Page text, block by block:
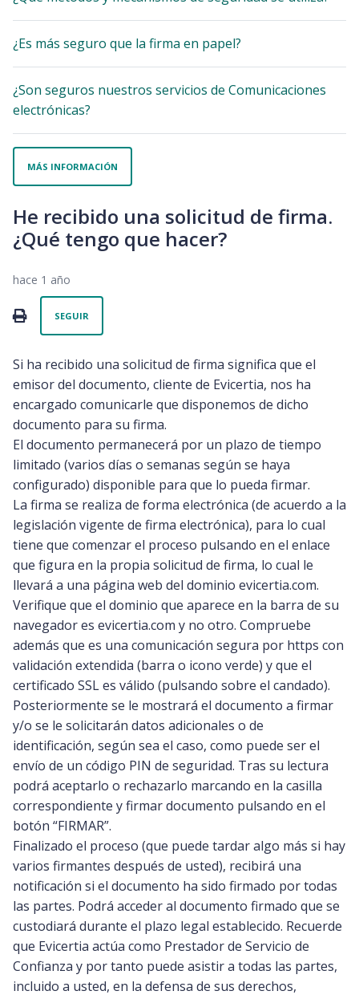
¿Es más seguro que la firma en papel?
¿Son seguros nuestros servicios de Comunicaciones
electrónicas?
MÁS INFORMACIÓN
He recibido una solicitud de firma.
¿Qué tengo que hacer?
hace 1 año
PRINTSEGUIR
Si ha recibido una solicitud de firma significa que el
emisor del documento, cliente de Evicertia, nos ha
encargado comunicarle que disponemos de dicho
documento para su firma.
El documento permanecerá por un plazo de tiempo
limitado (varios días o semanas según se haya
configurado) disponible para que lo pueda firmar.
La firma se realiza de forma electrónica (de acuerdo a la
legislación vigente de firma electrónica), para lo cual
tiene que comenzar el proceso pulsando en el enlace
que figura en la propia solicitud de firma, lo cual le
llevará a una página web del dominio evicertia.com.
Verifique que el dominio que aparece en la barra de su
navegador es evicertia.com y no otro. Compruebe
además que es una comunicación segura por https con
validación extendida (barra o icono verde) y que el
certificado SSL es válido (pulsando sobre el candado).
Posteriormente se le mostrará el documento a firmar
y/o se le solicitarán datos adicionales o de
identificación, según sea el caso, como puede ser el
envío de un código PIN de seguridad. Tras su lectura
podrá aceptarlo o rechazarlo marcando en la casilla
correspondiente y firmar documento pulsando en el
botón “FIRMAR”.
Finalizado el proceso (que puede tardar algo más si hay
varios firmantes después de usted), recibirá una
notificación si el documento ha sido firmado por todas
las partes. Podrá acceder al documento firmado que se
custodiará durante el plazo legal establecido. Recuerde
que Evicertia actúa como Prestador de Servicio de
Confianza y por tanto puede asistir a todas las partes,
incluido a usted, en la defensa de sus derechos,